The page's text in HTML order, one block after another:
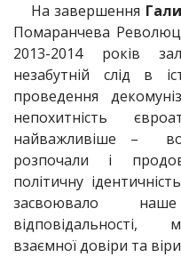
На завершення
Помаранчева
2013-2014 років
незабутній слід в
проведення
непохитність
найважливіше –
розпочали і
політичну
засвоювало
відповідальності,
взаємної довіри та